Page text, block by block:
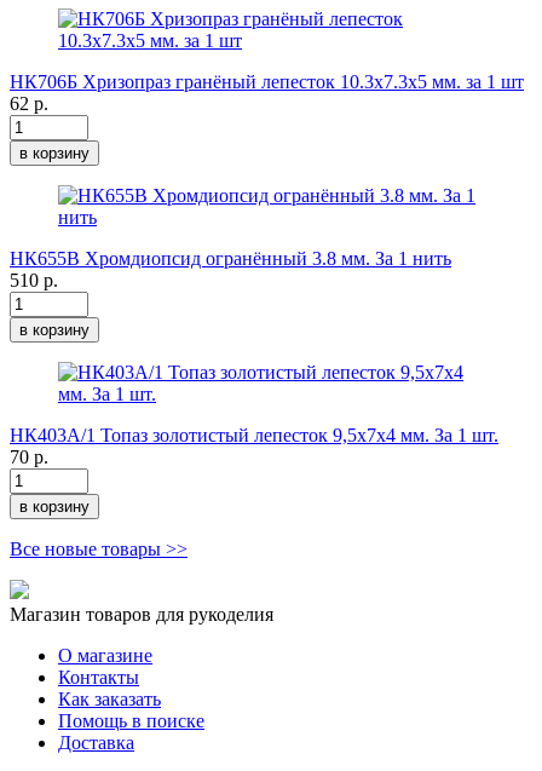
НК706Б Хризопраз гранёный лепесток 10.3х7.3х5 мм. за 1 шт
62 р.
в корзину
НК655В Хромдиопсид огранённый 3.8 мм. За 1 нить
510 р.
в корзину
НК403А/1 Топаз золотистый лепесток 9,5х7х4 мм. За 1 шт.
70 р.
в корзину
Все новые товары >>
Магазин товаров для рукоделия
О магазине
Контакты
Как заказать
Помощь в поиске
Доставка